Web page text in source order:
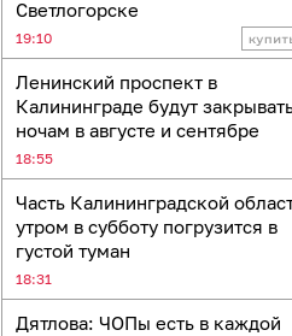
Светлогорске
19:10
Ленинский проспект в
Калининграде будут
ночам в августе и сентябре
18:55
Часть Калининградской
утром в субботу погрузится в
густой туман
18:31
Дятлова: ЧОПы есть в каждой